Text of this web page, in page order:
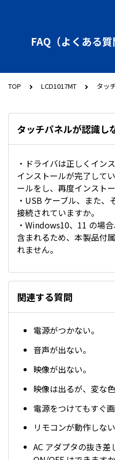
FAQ（よくある
TOP LCD1017MT タッ
タッチパネルが認識し
・ドライバは正しくイン
インストールが完了して
ールをし、再度インスト
・USB ケーブル、また、
接続されていますか。
・Windows10、11 の場
含まれるため、本製品付
れません。
関連する質問
電源がつかない。
音声が出ない。
映像が出ない。
映像は出るが、変な
電源をつけてもすぐ
リモコンが動作しない
AC アダプタの抜き